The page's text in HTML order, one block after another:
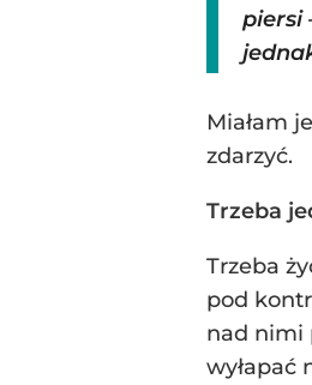
piersi
Miałam
zdarzyć.
Trzeba
Trzeba
pod
nad nimi
wyłapać